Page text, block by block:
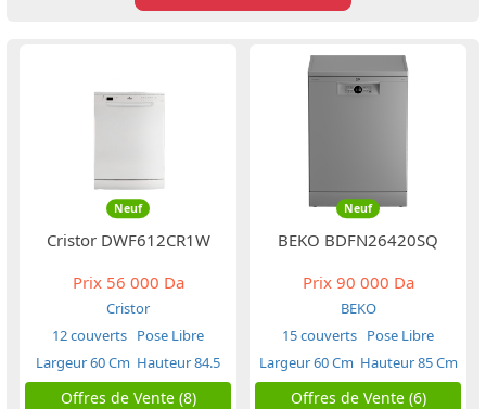
Neuf
Cristor DWF612CR1W
Prix56 000 Da
Cristor
12 couverts Pose Libre
Largeur 60 Cm Hauteur 84.5
Cm
Offres de Vente (8)
Neuf
BEKO BDFN26420SQ
Prix90 000 Da
BEKO
15 couverts Pose Libre
Largeur 60 Cm Hauteur 85 Cm
Offres de Vente (6)